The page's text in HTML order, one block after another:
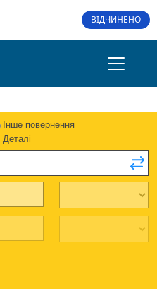
ВІДЧИНЕНО
Інше повернення
Деталі